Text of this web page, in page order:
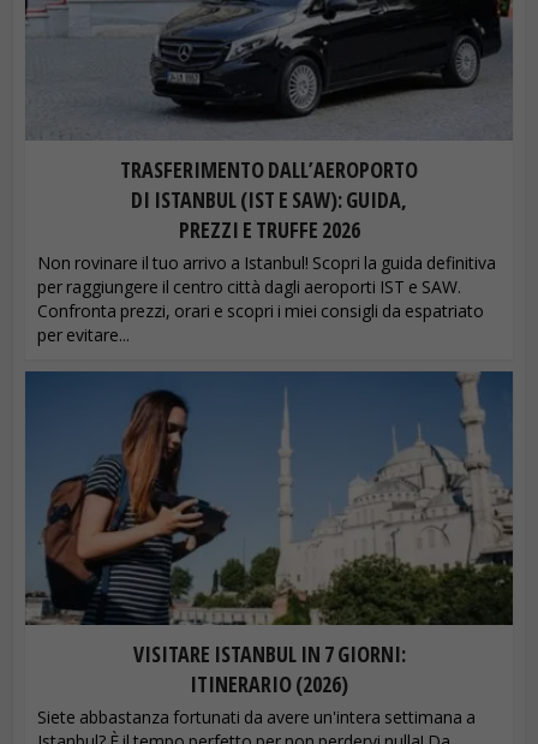
TRASFERIMENTO DALL’AEROPORTO
DI ISTANBUL (IST E SAW): GUIDA,
PREZZI E TRUFFE 2026
Non rovinare il tuo arrivo a Istanbul! Scopri la guida definitiva
per raggiungere il centro città dagli aeroporti IST e SAW.
Confronta prezzi, orari e scopri i miei consigli da espatriato
per evitare...
VISITARE ISTANBUL IN 7 GIORNI:
ITINERARIO (2026)
Siete abbastanza fortunati da avere un'intera settimana a